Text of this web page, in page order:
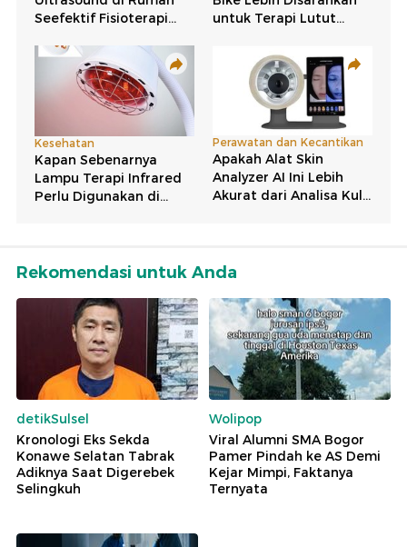
Rekomendasi untuk Anda
detikSulsel
Kronologi Eks Sekda
Konawe Selatan Tabrak
Adiknya Saat Digerebek
Selingkuh
Wolipop
Viral Alumni SMA Bogor
Pamer Pindah ke AS Demi
Kejar Mimpi, Faktanya
Ternyata